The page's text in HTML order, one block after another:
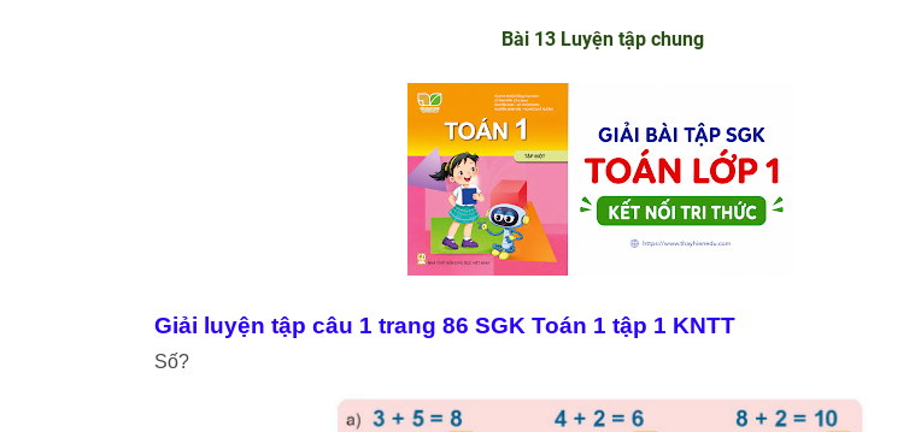
Bài 13 Luyện tập chung
Giải luyện tập câu 1 trang 86 SGK Toán 1 tập 1 KNTT
Số?